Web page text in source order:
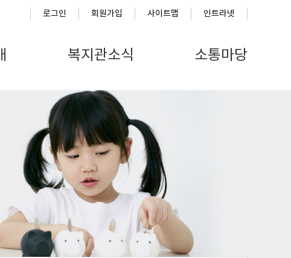
로그인 회원가입 사이트맵 인트라넷
복지관소식 소통마당